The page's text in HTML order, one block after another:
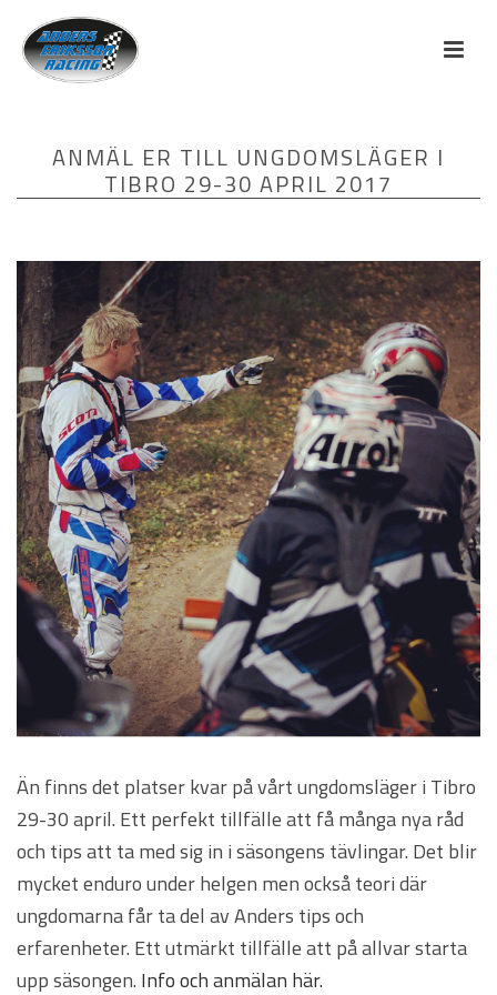
ANMÄL ER TILL UNGDOMSLÄGER I
TIBRO 29-30 APRIL 2017
Än finns det platser kvar på vårt ungdomsläger i Tibro
29-30 april. Ett perfekt tillfälle att få många nya råd
och tips att ta med sig in i säsongens tävlingar. Det blir
mycket enduro under helgen men också teori där
ungdomarna får ta del av Anders tips och
erfarenheter. Ett utmärkt tillfälle att på allvar starta
upp säsongen. Info och anmälan här.